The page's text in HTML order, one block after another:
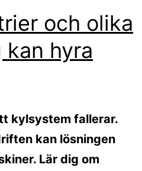
och olika
kan hyra
kylsystem fallerar.
kan lösningen
Lär dig om